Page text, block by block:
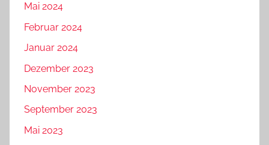
Mai 2024
Februar 2024
Januar 2024
Dezember 2023
November 2023
September 2023
Mai 2023